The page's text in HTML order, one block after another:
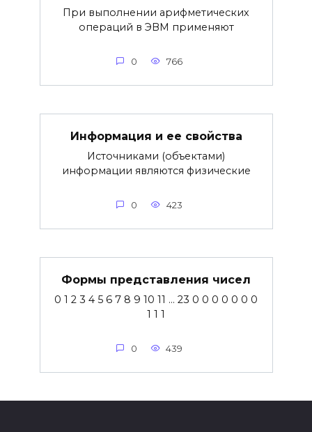
При выполнении арифметических
операций в ЭВМ применяют
0 766
Информация и ее свойства
Источниками (объектами)
информации являются физические
0 423
Формы представления чисел
0 1 2 3 4 5 6 7 8 9 10 11 … 23 0 0 0 0 0 0 0
1 1 1
0 439